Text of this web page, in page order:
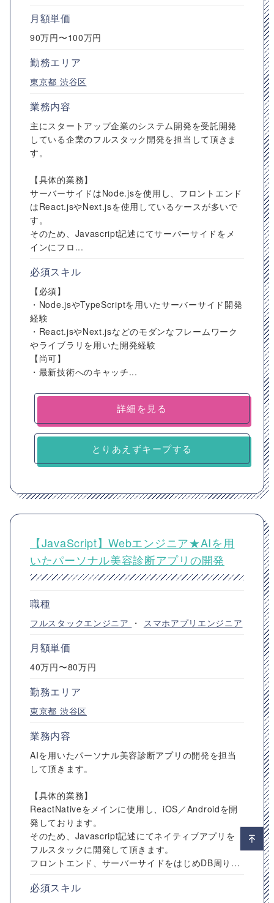
月額単価
90万円〜100万円
勤務エリア
東京都 渋谷区
業務内容
主にスタートアップ企業のシステム開発を受託開発
している企業のフルスタック開発を担当して頂きま
す。
【具体的業務】
サーバーサイドはNode.jsを使用し、フロントエンド
はReact.jsやNext.jsを使用しているケースが多いで
す。
そのため、Javascript記述にてサーバーサイドをメ
インにフロ...
必須スキル
【必須】
・Node.jsやTypeScriptを用いたサーバーサイド開発
経験
・React.jsやNext.jsなどのモダンなフレームワーク
やライブラリを用いた開発経験
【尚可】
・最新技術へのキャッチ...
詳細を見る
とりあえずキープする
【JavaScript】Webエンジニア★AIを用
いたパーソナル美容診断アプリの開発
職種
フルスタックエンジニア ・ スマホアプリエンジニア
月額単価
40万円〜80万円
勤務エリア
東京都 渋谷区
業務内容
AIを用いたパーソナル美容診断アプリの開発を担当
して頂きます。
【具体的業務】
ReactNativeをメインに使用し、iOS／Androidを開
発しております。
そのため、Javascript記述にてネイティブアプリを
フルスタックに開発して頂きます。
フロントエンド、サーバーサイドをはじめDB周り...
必須スキル